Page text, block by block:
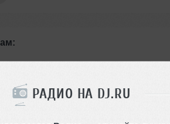
РАДИО НА DJ.RU